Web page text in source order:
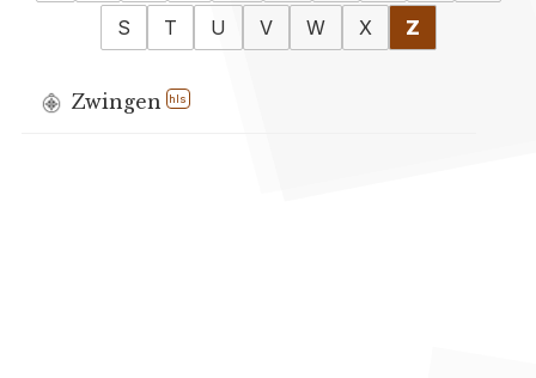
S
T U V W X Z
Zwingen hls